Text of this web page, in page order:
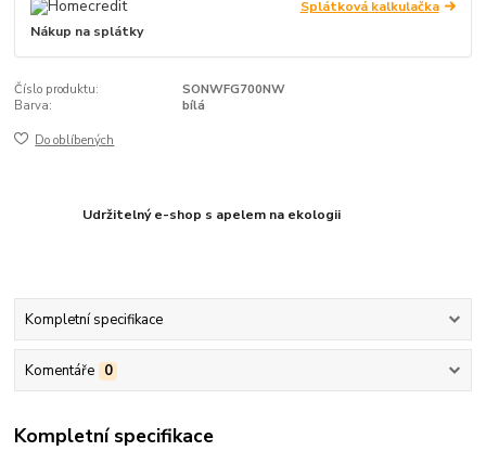
Splátková kalkulačka
Nákup na splátky
Číslo produktu:
SONWFG700NW
Barva:
bílá
Do oblíbených
Udržitelný e-shop s apelem na ekologii
Kompletní specifikace
Komentáře 0
Kompletní specifikace